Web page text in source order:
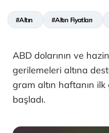
#Altın #Altın Fiyatları
ABD dolarının ve
gerilemeleri altına
gram altın haftanın
başladı.